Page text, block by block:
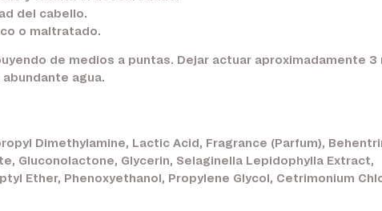
del cabello.
o maltratado.
de medios a puntas. Dejar actuar aproximadamente 3
agua.
Dimethylamine, Lactic Acid, Fragrance (Parfum),
Gluconolactone, Glycerin, Selaginella Lepidophylla Extract,
Ether, Phenoxyethanol, Propylene Glycol, Cetrimonium